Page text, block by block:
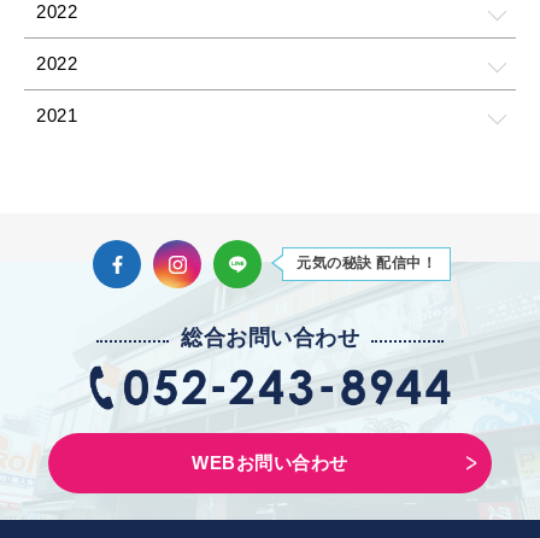
2022
2022
2021
2021
FacebookInstagramLINE元気の秘訣 配信中！
総合お問い合わせ
WEBお問い合わせ